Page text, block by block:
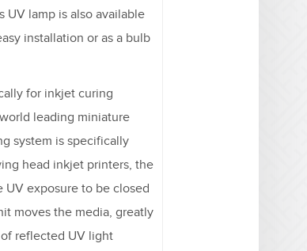
UV lamp is also available
installation or as a bulb
for inkjet curing
leading miniature
system is specifically
head inkjet printers, the
UV exposure to be closed
moves the media, greatly
reflected UV light